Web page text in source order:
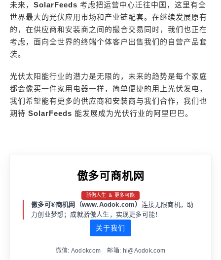
未来， SolarFeeds 考虑把运营中心迁往中国，这里有全
世界最大的光伏应用市场和产业链配套。在继续发展原有
的，在供应商和安装商之间的撮合交易同时，我们也正在
考虑，面向全世界的终端个体客户出售我们的自营产品套
装。
光伏太阳能行业的潜力是无限的，未来的趋势是每个家庭
都会像买一件家用电器一样，简单便捷的用上光伏发电，
我们希望能有更多的供应商和安装商与我们合作，我们也
期待 SolarFeeds 能发展成为光伏行业的阿里巴巴。
傲多可商机网
骄傲人生 ＆ 更多可能
傲多可®商机网（www.Aodok.com） 连接无限商机，助
力创业梦想；成就骄傲人生，实现更多可能！
关于我们
微信: Aodokcom 邮箱: hi@Aodok.com